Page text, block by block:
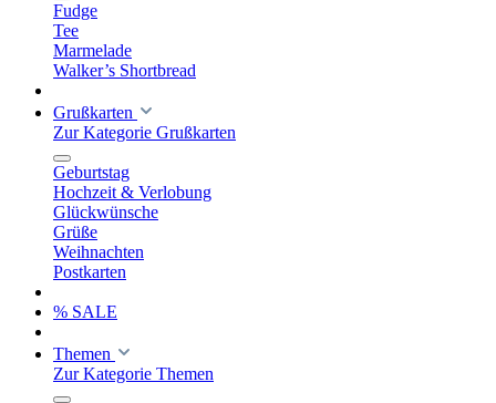
Fudge
Tee
Marmelade
Walker’s Shortbread
Grußkarten
Zur Kategorie Grußkarten
Geburtstag
Hochzeit & Verlobung
Glückwünsche
Grüße
Weihnachten
Postkarten
% SALE
Themen
Zur Kategorie Themen